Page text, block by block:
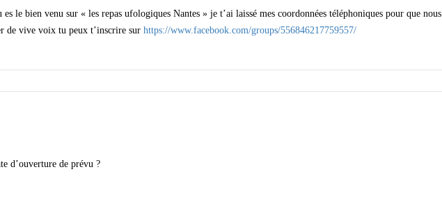
le bien venu sur « les repas ufologiques Nantes » je t’ai laissé mes coordonnées téléphoniques pour que nous
de vive voix tu peux t’inscrire sur https://www.facebook.com/groups/556846217759557/
d’ouverture de prévu ?